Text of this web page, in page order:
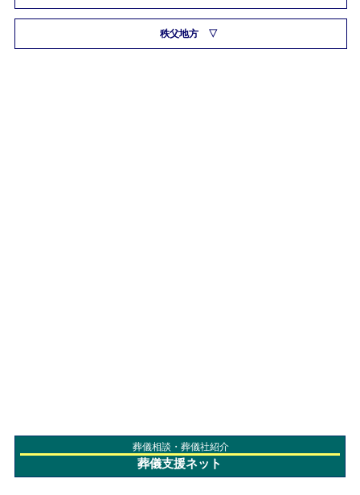
秩父地方
葬儀相談・葬儀社紹介
葬儀支援ネット